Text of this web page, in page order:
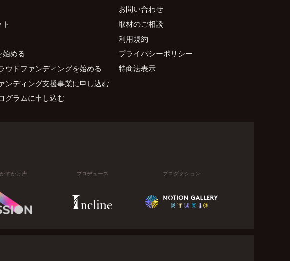
始める
ウドファンディングを始める
ンディング支援事業に申し込む
グラムに申し込む
お問い合わせ
取材のご相談
利用規約
プライバシーポリシー
特商法表示
すかけ声 プロデュース プロダクション